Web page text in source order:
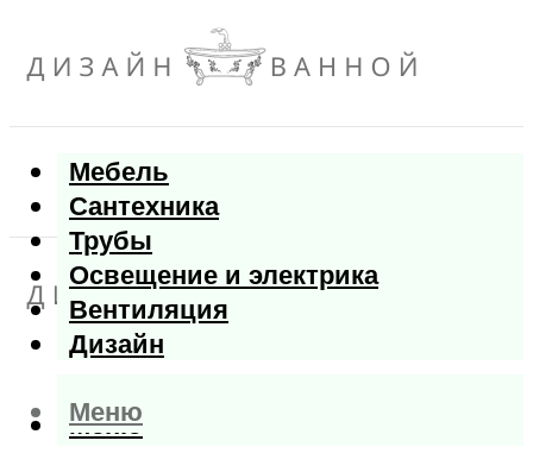
Мебель
Сантехника
Трубы
Освещение и электрика
Вентиляция
Дизайн
Меню
Меню